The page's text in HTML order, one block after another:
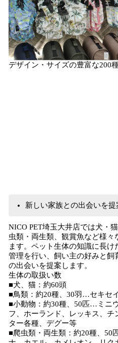
デザイン・サイズの豊富な200
新しい家族との出会いを
NICO PET埼玉大井店では犬・
虫類・両生類、観賞魚など様
ます。ペット生体の知識に長
管理を行い、飼い主の好みと飼
の出会いを提案します。
生体の取扱い数
■犬、猫：約60頭
■鳥類：約20種、30羽…セキセ
■小動物：約30種、50匹…ミニ
フ、ホーランド、レッキス、チ
ター各種、デグー等
■爬虫類・両生類：約20種、50